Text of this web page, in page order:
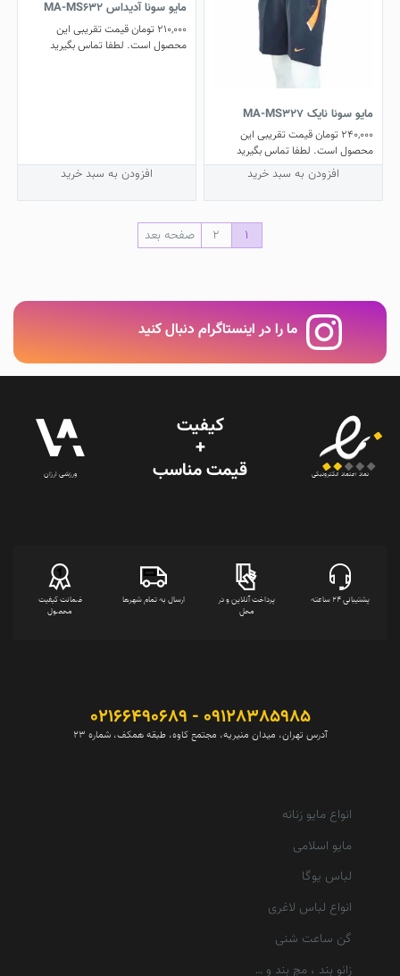
مایو سونا نایک MA-MS327
240,000 تومانقیمت تقریبی این
محصول است. لطفا تماس بگیرید
افزودن به سبد خرید
مایو سونا آدیداس MA-MS632
210,000 تومانقیمت تقریبی این
محصول است. لطفا تماس بگیرید
افزودن به سبد خرید
1
2 صفحه بعد
ما را در اینستاگرام دنبال کنید
نماد اعتماد الکترونیکی
کیفیت
+
قیمت‌ مناسب ورزشی ارزان
پشتیبانی 24 ساعته
پرداخت آنلاین و در
محل
ارسال به تمام شهرها
ضمانت کیفیت
محصول
09128385985 - 02166490689
آدرس تهران، میدان منیریه، مجتمع کاوه، طبقه همکف، شماره 23
انواع مایو زنانه
مایو اسلامی
لباس یوگا
انواع لباس لاغری
گن ساعت شنی
زانو بند ، مچ بند و …